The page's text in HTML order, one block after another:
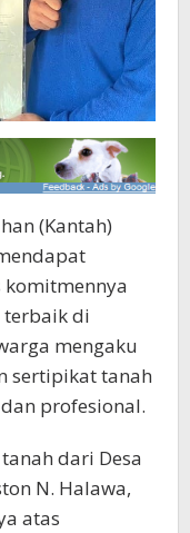
(Kantah)
di
mengaku
sertipikat tanah
profesional.
dari Desa
N. Halawa,
atas